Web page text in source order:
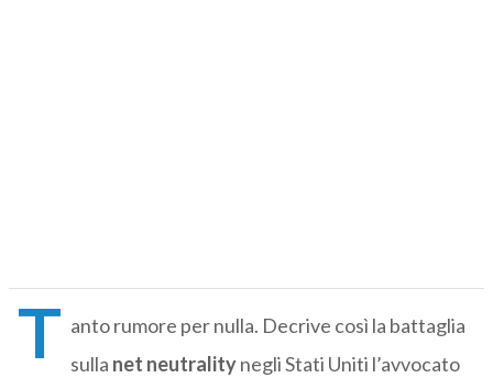
T anto rumore per nulla. Decrive così la battaglia
sulla net neutralitynegli Stati Uniti l’avvocato